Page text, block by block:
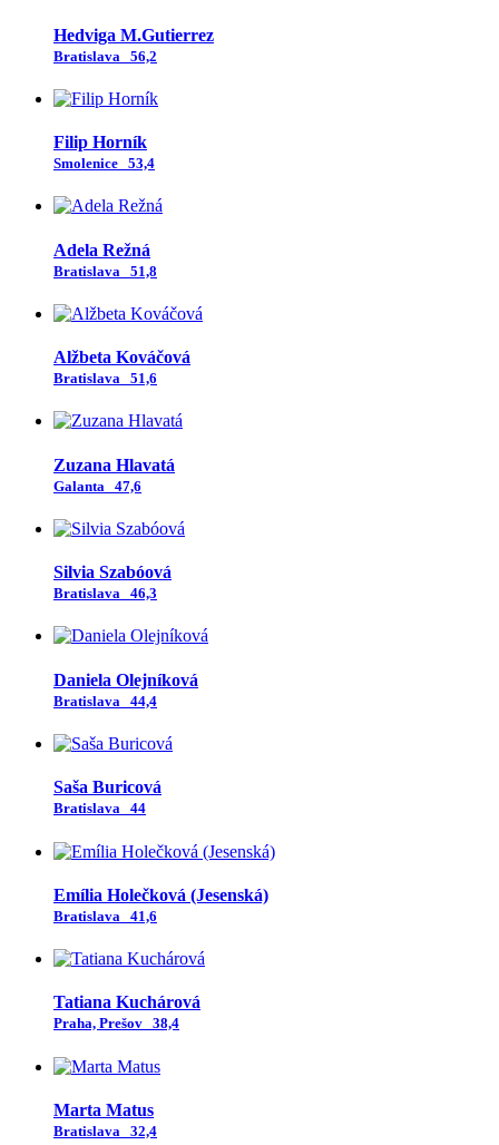
Hedviga M.Gutierrez
Bratislava 56,2
Filip Horník
Smolenice 53,4
Adela Režná
Bratislava 51,8
Alžbeta Kováčová
Bratislava 51,6
Zuzana Hlavatá
Galanta 47,6
Silvia Szabóová
Bratislava 46,3
Daniela Olejníková
Bratislava 44,4
Saša Buricová
Bratislava 44
Emília Holečková (Jesenská)
Bratislava 41,6
Tatiana Kuchárová
Praha, Prešov 38,4
Marta Matus
Bratislava 32,4